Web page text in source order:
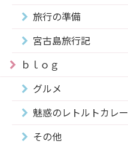
旅行の準備
宮古島旅行記
ｂｌｏｇ
グルメ
魅惑のレトルトカレー
その他